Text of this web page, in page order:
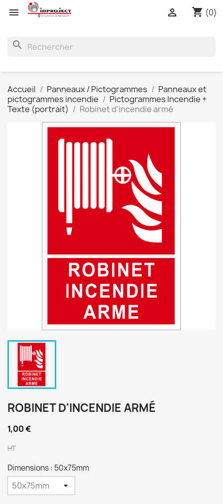
 shopping_cart (0)

search
Accueil Panneaux / Pictogrammes
Panneaux et
pictogrammes incendie
Pictogrammes Incendie +
Texte (portrait)
Robinet d'incendie armé
ROBINET D'INCENDIE ARMÉ
1,00 €
HT
Dimensions : 50x75mm